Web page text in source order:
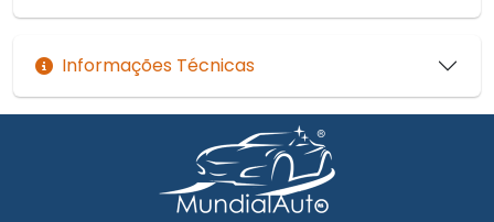
Informações Técnicas